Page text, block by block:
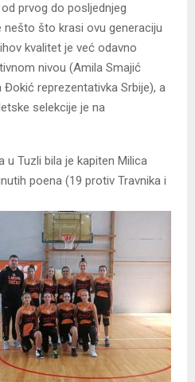
prvog do posljednjeg
što krasi ovu generaciju
kvalitet je već odavno
nivou (Amila Smajić
Đokić reprezentativka Srbije), a
selekcije je na
u Tuzli bila je kapiten Milica
poena (19 protiv Travnika i